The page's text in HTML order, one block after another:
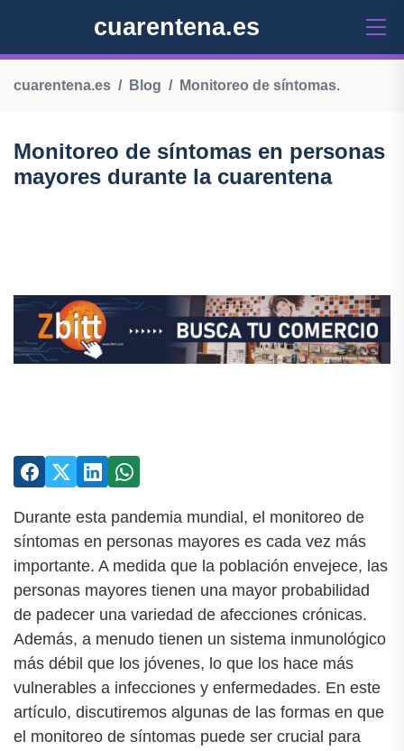
cuarentena.es
cuarentena.es Blog Monitoreo de síntomas.
Monitoreo de síntomas en personas
mayores durante la cuarentena
Durante esta pandemia mundial, el monitoreo de
síntomas en personas mayores es cada vez más
importante. A medida que la población envejece, las
personas mayores tienen una mayor probabilidad
de padecer una variedad de afecciones crónicas.
Además, a menudo tienen un sistema inmunológico
más débil que los jóvenes, lo que los hace más
vulnerables a infecciones y enfermedades. En este
artículo, discutiremos algunas de las formas en que
el monitoreo de síntomas puede ser crucial para